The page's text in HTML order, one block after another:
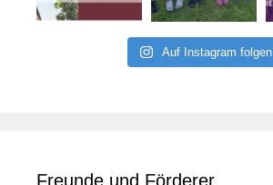
Auf Instagram folgen
Freunde und Förderer